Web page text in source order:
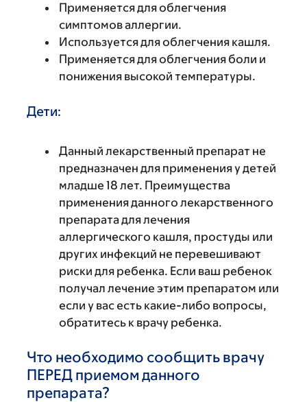
Применяется для облегчения
симптомов аллергии.
Используется для облегчения кашля.
Применяется для облегчения боли и
понижения высокой температуры.
Дети:
Данный лекарственный препарат не
предназначен для применения у детей
младше 18 лет. Преимущества
применения данного лекарственного
препарата для лечения
аллергического кашля, простуды или
других инфекций не перевешивают
риски для ребенка. Если ваш ребенок
получал лечение этим препаратом или
если у вас есть какие-либо вопросы,
обратитесь к врачу ребенка.
Что необходимо сообщить врачу
ПЕРЕД приемом данного
препарата?